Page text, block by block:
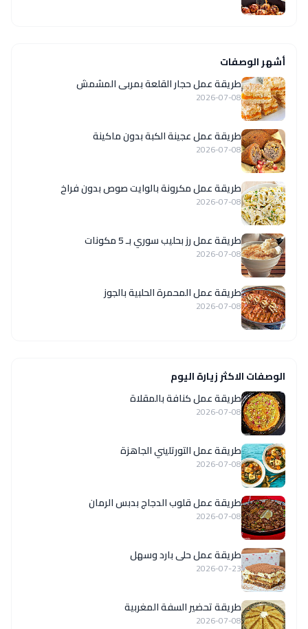
أشهر الوصفات
طريقة عمل حجار القلعة بمربى المشمش
2026-07-08
طريقة عمل عجينة الكبة بدون ماكينة
2026-07-08
طريقة عمل مكرونة بالوايت صوص بدون فراخ
2026-07-08
طريقة عمل رز بحليب سوري بـ 5 مكونات
2026-07-08
طريقة عمل المحمرة الحلبية بالجوز
2026-07-08
الوصفات الاكثر زيارة اليوم
طريقة عمل كنافة بالمقلاة
2026-07-08
طريقة عمل التورتليني الجاهزة
2026-07-08
طريقة عمل قلوب الدجاج بدبس الرمان
2026-07-08
طريقة عمل حلى بارد وسهل
2026-07-23
طريقة تحضير السفة المغربية
2026-07-08